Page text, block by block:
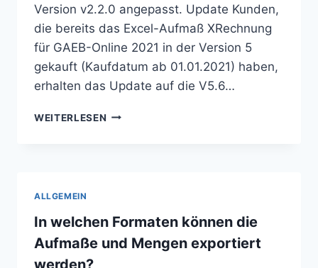
Version v2.2.0 angepasst. Update Kunden,
die bereits das Excel-Aufmaß XRechnung
für GAEB-Online 2021 in der Version 5
gekauft (Kaufdatum ab 01.01.2021) haben,
erhalten das Update auf die V5.6…
WEITERLESEN UPDATE:
ALLGEMEIN
In welchen Formaten können die
Aufmaße und Mengen exportiert
werden?